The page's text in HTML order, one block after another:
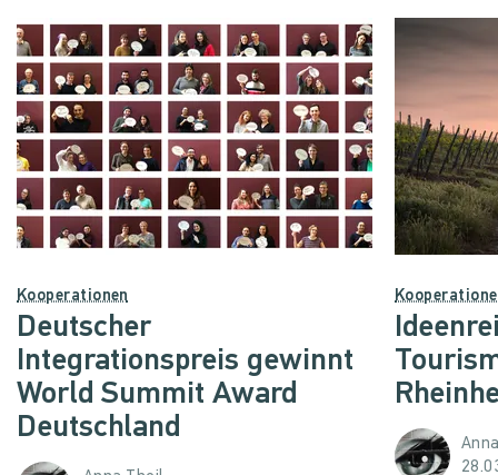
Kooperationen
Deutscher
Integrationspreis gewinnt
World Summit Award
Deutschland